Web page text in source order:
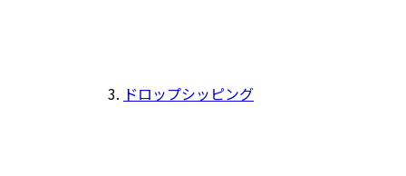
ドロップシッピング